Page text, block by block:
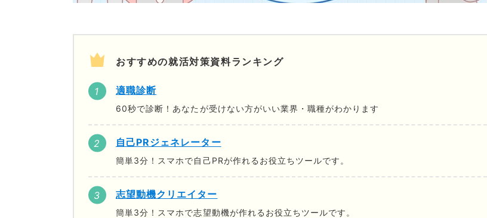
おすすめの就活対策資料ランキング
適職診断
60秒で診断！あなたが受けない方がいい業界・職種がわかります
自己PRジェネレーター
簡単3分！スマホで自己PRが作れるお役立ちツールです。
志望動機クリエイター
簡単3分！スマホで志望動機が作れるお役立ちツールです。